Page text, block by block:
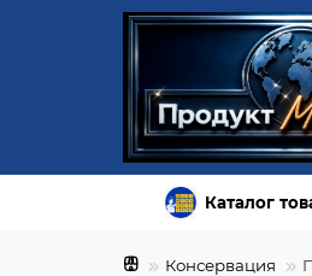
Каталог
Консервация